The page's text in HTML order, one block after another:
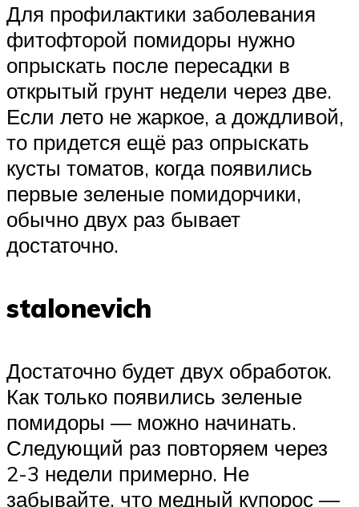
Для профилактики заболевания
фитофторой помидоры нужно
опрыскать после пересадки в
открытый грунт недели через две.
Если лето не жаркое, а дождливой,
то придется ещё раз опрыскать
кусты томатов, когда появились
первые зеленые помидорчики,
обычно двух раз бывает
достаточно.
stalonevich
Достаточно будет двух обработок.
Как только появились зеленые
помидоры — можно начинать.
Следующий раз повторяем через
2-3 недели примерно. Не
забывайте, что медный купорос —